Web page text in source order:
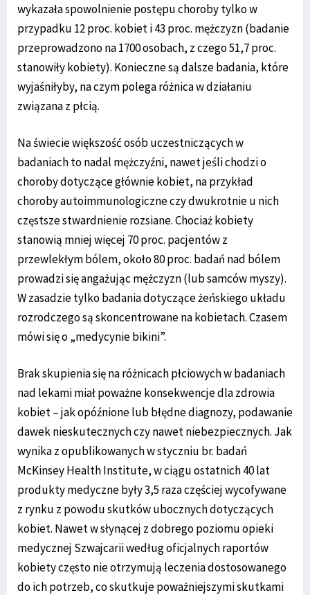
wykazała spowolnienie postępu choroby tylko w
przypadku 12 proc. kobiet i 43 proc. mężczyzn (badanie
przeprowadzono na 1700 osobach, z czego 51,7 proc.
stanowiły kobiety). Konieczne są dalsze badania, które
wyjaśniłyby, na czym polega różnica w działaniu
związana z płcią.
Na świecie większość osób uczestniczących w
badaniach to nadal mężczyźni, nawet jeśli chodzi o
choroby dotyczące głównie kobiet, na przykład
choroby autoimmunologiczne czy dwukrotnie u nich
częstsze stwardnienie rozsiane. Chociaż kobiety
stanowią mniej więcej 70 proc. pacjentów z
przewlekłym bólem, około 80 proc. badań nad bólem
prowadzi się angażując mężczyzn (lub samców myszy).
W zasadzie tylko badania dotyczące żeńskiego układu
rozrodczego są skoncentrowane na kobietach. Czasem
mówi się o „medycynie bikini”.
Brak skupienia się na różnicach płciowych w badaniach
nad lekami miał poważne konsekwencje dla zdrowia
kobiet – jak opóźnione lub błędne diagnozy, podawanie
dawek nieskutecznych czy nawet niebezpiecznych. Jak
wynika z opublikowanych w styczniu br. badań
McKinsey Health Institute, w ciągu ostatnich 40 lat
produkty medyczne były 3,5 raza częściej wycofywane
z rynku z powodu skutków ubocznych dotyczących
kobiet. Nawet w słynącej z dobrego poziomu opieki
medycznej Szwajcarii według oficjalnych raportów
kobiety często nie otrzymują leczenia dostosowanego
do ich potrzeb, co skutkuje poważniejszymi skutkami